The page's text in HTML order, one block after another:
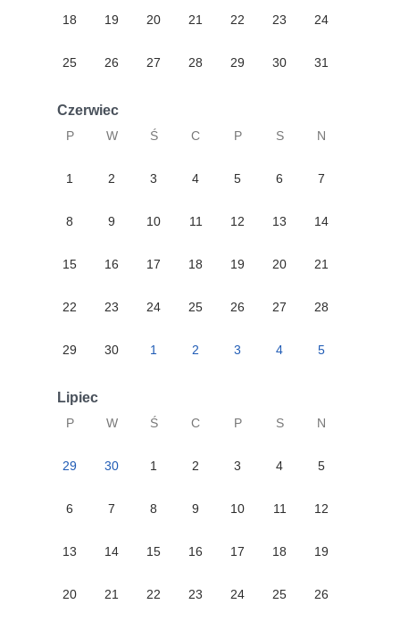
18 19 20 21 22 23 24
25 26 27 28 29 30 31
Czerwiec
P W Ś C P S N
1 2 3 4 5 6 7
8 9 10 11 12 13 14
15 16 17 18 19 20 21
22 23 24 25 26 27 28
29 30 1 2 3 4 5
Lipiec
P W Ś C P S N
29 30 1 2 3 4 5
6 7 8 9 10 11 12
13 14 15 16 17 18 19
20 21 22 23 24 25 26